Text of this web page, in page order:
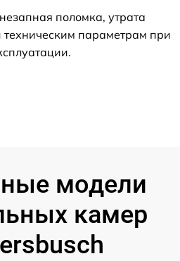
поломка, утрата
техническим параметрам при
модели
камер